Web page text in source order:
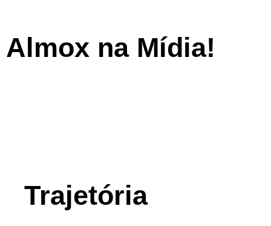
Almox na Mídia!
Trajetória